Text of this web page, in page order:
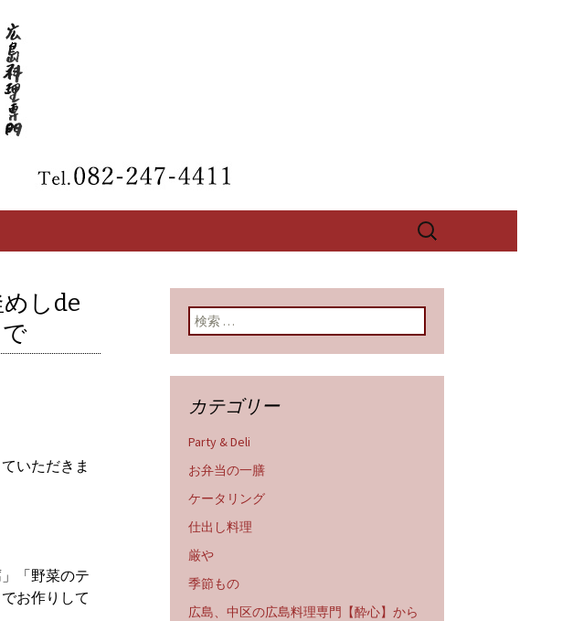
専門【酔心】のブ
検
しde
いただきま
「野菜のテ
お作りして
検索:
カテゴリー
Party & Deli
お弁当の一膳
ケータリング
仕出し料理
厳や
季節もの
広島、中区の広島料理専門【酔心】から